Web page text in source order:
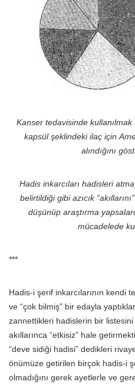
Kanser tedavisinde
kapsül şeklindeki ilaç için
alındığını
Hadis inkarcıları hadisleri
belirtildiği gibi azıcık
düşünüp araştırma
mücadelede
***
Hadis-i şerif inkarcılarının kendi
ve “çok bilmiş” bir edayla
zannettikleri hadislerin bir listesini
akıllarınca “etkisiz” hale
“deve sidiği hadisi” dedikleri
önümüze getirilen birçok hadis-i
olmadığını gerek ayetlerle ve